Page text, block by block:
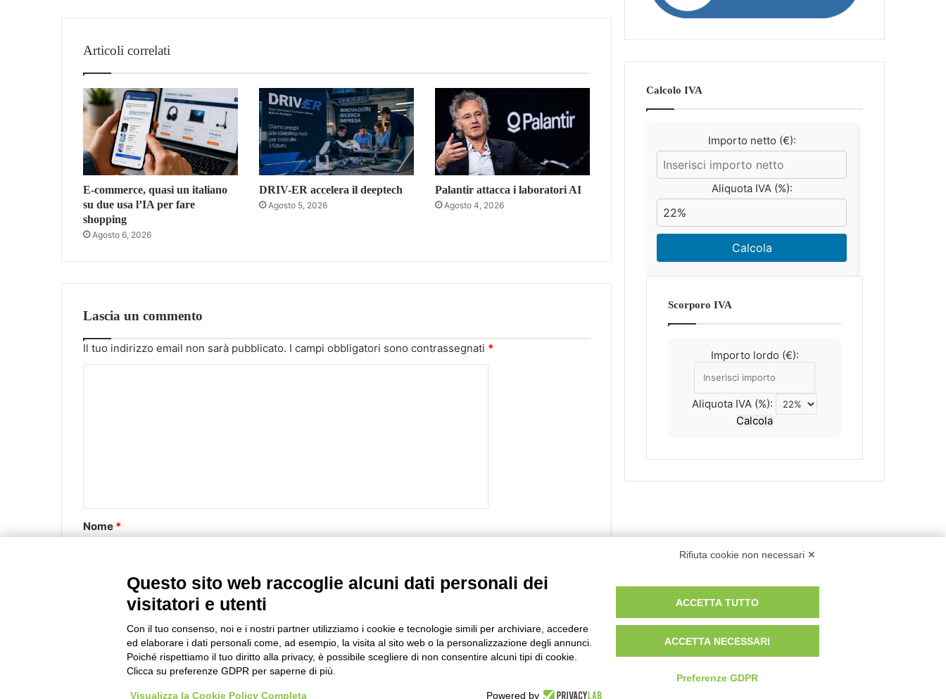
Articoli correlati
E-commerce, quasi un italiano
su due usa l’IA per fare
shopping
Agosto 6, 2026
DRIV-ER accelera il deeptech
Agosto 5, 2026
Palantir attacca i laboratori AI
Agosto 4, 2026
Lascia un commento
Il tuo indirizzo email non sarà pubblicato. I campi obbligatori sono contrassegnati *
o
Nome *
Sito web
Scopri come vengono elaborati i dati derivati dai
Calcolo IVA
Importo netto (€):
Aliquota IVA (%):
Calcola
Scorporo IVA
Importo lordo (€):
Aliquota IVA (%):
Calcola
Rifiuta cookie non necessari ✕
Questo sito web raccoglie alcuni dati personali dei
visitatori e utenti
Con il tuo consenso, noi e i nostri partner utilizziamo i cookie e tecnologie simili per archiviare, accedere
ed elaborare i dati personali come, ad esempio, la visita al sito web o la personalizzazione degli annunci.
Poiché rispettiamo il tuo diritto alla privacy, è possibile scegliere di non consentire alcuni tipi di cookie.
Clicca su preferenze GDPR per saperne di più.
Visualizza la Cookie Policy Completa Powered by
ACCETTA TUTTO
ACCETTA NECESSARI
Preferenze GDPR